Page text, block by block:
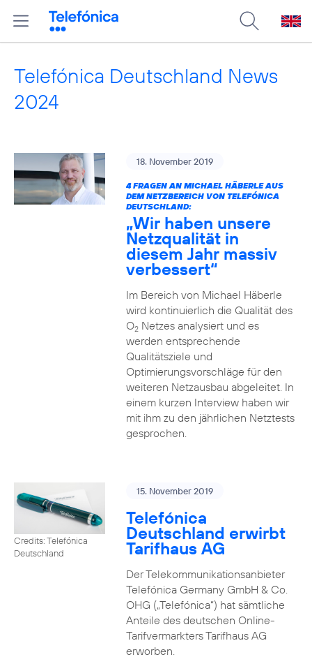
Telefónica Deutschland News
2024
18. November 2019
4 FRAGEN AN MICHAEL HÄBERLE AUS
DEM NETZBEREICH VON TELEFÓNICA
DEUTSCHLAND:
„Wir haben unsere
Netzqualität in
diesem Jahr massiv
verbessert“
Im Bereich von Michael Häberle
wird kontinuierlich die Qualität des
O2Netzes analysiert und es
werden entsprechende
Qualitätsziele und
Optimierungsvorschläge für den
weiteren Netzausbau abgeleitet. In
einem kurzen Interview haben wir
mit ihm zu den jährlichen Netztests
gesprochen.
Credits: Telefónica
Deutschland
15. November 2019
Telefónica
Deutschland erwirbt
Tarifhaus AG
Der Telekommunikationsanbieter
Telefónica Germany GmbH & Co.
OHG („Telefónica“) hat sämtliche
Anteile des deutschen Online-
Tarifvermarkters Tarifhaus AG
erworben.